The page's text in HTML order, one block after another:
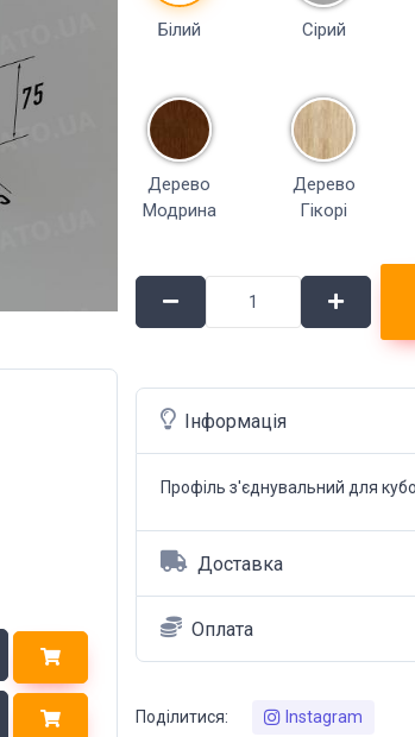
Білий Сірий
Дерево
Модрина
Дерево
Гікорі
Інформація
Профіль з'єднувальний для
Доставка
Оплата
Поділитися:
Instagram